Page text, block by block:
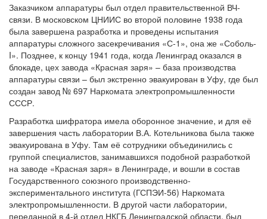
Заказчиком аппаратуры был отдел правительственной ВЧ-
связи. В московском ЦНИИС во второй половине 1938 года
была завершена разработка и проведены испытания
аппаратуры сложного засекречивания «С-1», она же «Соболь-
I». Позднее, к концу 1941 года, когда Ленинград оказался в
блокаде, цех завода «Красная заря» – база производства
аппаратуры связи – был экстренно эвакуирован в Уфу, где был
создан завод № 697 Наркомата электропромышленности
СССР.
Разработка шифратора имела оборонное значение, и для её
завершения часть лаборатории В.А. Котельникова была также
эвакуирована в Уфу. Там её сотрудники объединились с
группой специалистов, занимавшихся подобной разработкой
на заводе «Красная заря» в Ленинграде, и вошли в состав
Государственного союзного производственно-
экспериментального института (ГСПЭИ-56) Наркомата
электропромышленности. В другой части лаборатории,
переданной в 4-й отдел НКГБ Ленинградской области, был